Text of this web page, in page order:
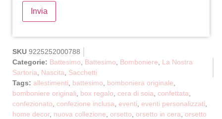
SKU 9225252000788
Categorie: Battesimo, Battesimo, Bomboniere, La Nostra
Sartoria, Nascita, Sacchetti
Tags: allestimenti, battesimo, bomboniera originale,
bomboniere originali, box regalo, cera di soia, confettata,
confezionato, confezione inclusa, eventi, eventi personalizzati,
home decor, nuova collezione, orsetto, orsetto in cera, orsetto